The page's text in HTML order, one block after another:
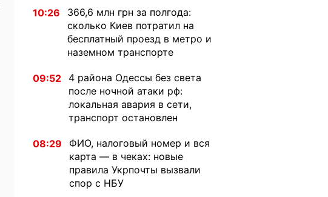
10:26
366,6 млн грн за полгода:
сколько Киев потратил на
бесплатный проезд в метро и
наземном транспорте
09:52
4 района Одессы без света
после ночной атаки рф:
локальная авария в сети,
транспорт остановлен
08:29
ФИО, налоговый номер и вся
карта — в чеках: новые
правила Укрпочты вызвали
спор с НБУ